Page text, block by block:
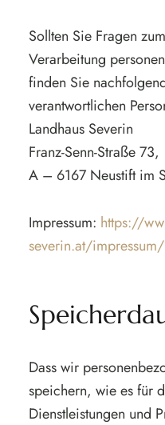
Sollten Sie Fragen
Verarbeitung
finden Sie
verantwortlichen
Landhaus Severin
Franz-Senn-Straße 73,
A – 6167 Neustift im
Impressum: https://
severin.at/impressum/
Dass wir
speichern, wie es für
Dienstleistungen und